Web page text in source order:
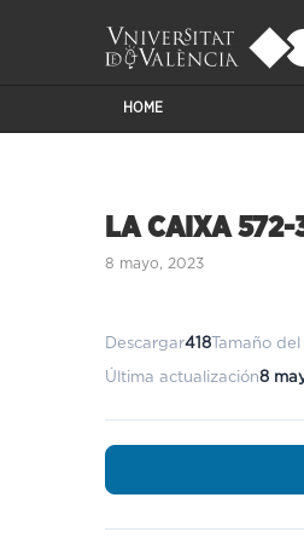
HOME
LA CAIXA 572-
8 mayo, 2023
Descargar418 Tamaño
Última actualización8